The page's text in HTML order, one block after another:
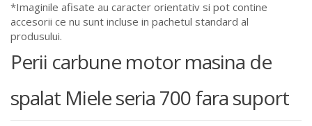
*Imaginile afisate au caracter orientativ si pot contine
accesorii ce nu sunt incluse in pachetul standard al
produsului.
Perii carbune motor masina de
spalat Miele seria 700 fara suport